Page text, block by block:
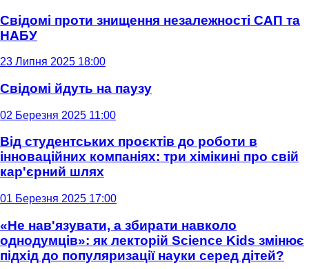
Свідомі проти знищення незалежності САП та
НАБУ
23 Липня 2025 18:00
Свідомі йдуть на паузу
02 Березня 2025 11:00
Від студентських проєктів до роботи в
інноваційних компаніях: три хімікині про свій
кар'єрний шлях
01 Березня 2025 17:00
«Не нав'язувати, а збирати навколо
однодумців»: як лекторій Science Kids змінює
підхід до популяризації науки серед дітей?